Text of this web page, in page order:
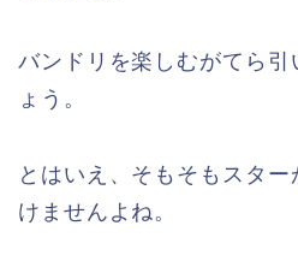
バンドリを楽しむがてら引
ょう。
とはいえ、そもそもスター
けませんよね。